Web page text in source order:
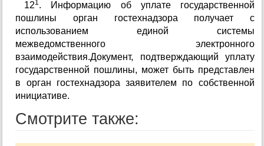
121. Информацию об уплате государственной
пошлины орган гостехнадзора получает с
использованием единой системы
межведомственного электронного
взаимодействия.Документ, подтверждающий уплату
государственной пошлины, может быть представлен
в орган гостехнадзора заявителем по собственной
инициативе.
Смотрите также: